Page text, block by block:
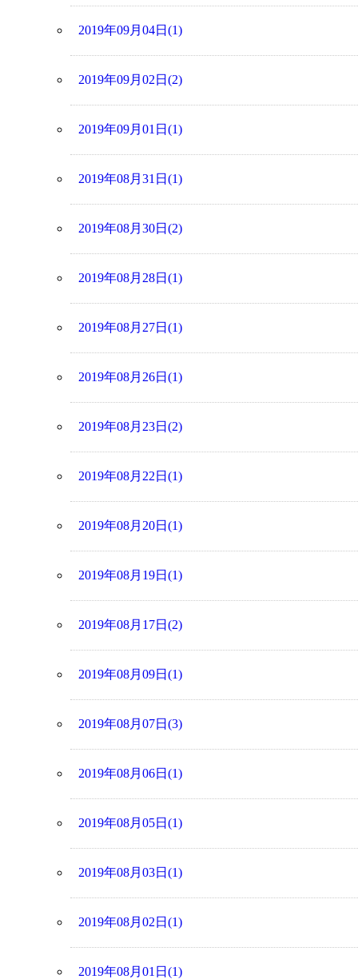
2019年09月04日(1)
2019年09月02日(2)
2019年09月01日(1)
2019年08月31日(1)
2019年08月30日(2)
2019年08月28日(1)
2019年08月27日(1)
2019年08月26日(1)
2019年08月23日(2)
2019年08月22日(1)
2019年08月20日(1)
2019年08月19日(1)
2019年08月17日(2)
2019年08月09日(1)
2019年08月07日(3)
2019年08月06日(1)
2019年08月05日(1)
2019年08月03日(1)
2019年08月02日(1)
2019年08月01日(1)